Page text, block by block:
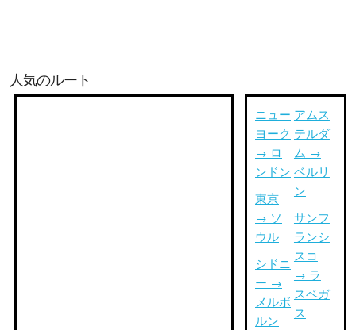
人気のルート
ニュー
ヨーク
→ ロ
ンドン
東京
→ ソ
ウル
シドニ
ー →
メルボ
ルン
アムス
テルダ
ム →
ベルリ
ン
サンフ
ランシ
スコ
→ ラ
スベガ
ス